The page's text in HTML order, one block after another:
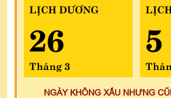
LỊCH DƯƠNG
26
Tháng 3
5
NGÀY KHÔNG XẤU NHƯNG